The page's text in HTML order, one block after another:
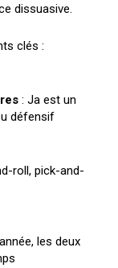
dissuasive.
clés :
: Ja est un
défensif
roll, pick-and-
les deux